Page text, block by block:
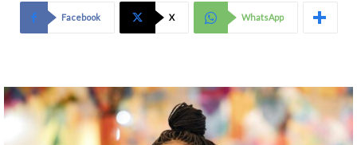
Facebook X WhatsApp